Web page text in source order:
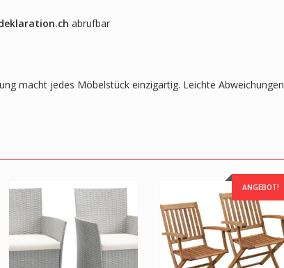
abrufbar
macht jedes Möbelstück einzigartig. Leichte Abweichungen
ANGEBOT!